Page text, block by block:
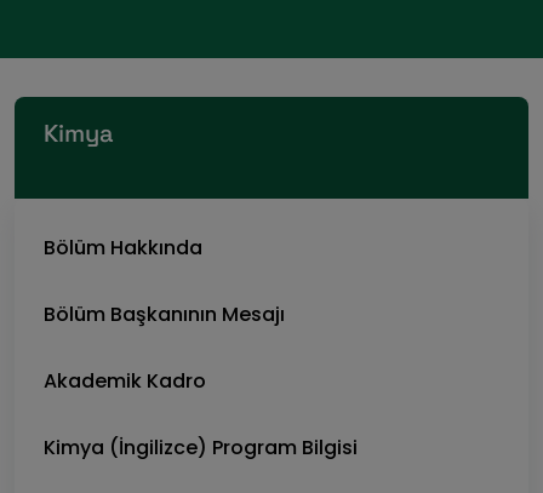
Kimya
Bölüm Hakkında
Bölüm Başkanının Mesajı
Akademik Kadro
Kimya (İngilizce) Program Bilgisi